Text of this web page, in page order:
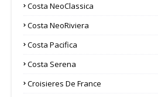
Costa NeoClassica
Costa NeoRiviera
Costa Pacifica
Costa Serena
Croisieres De France